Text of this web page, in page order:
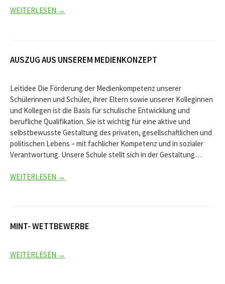
WEITERLESEN →
AUSZUG AUS UNSEREM MEDIENKONZEPT
Leitidee Die Förderung der Medienkompetenz unserer
Schülerinnen und Schüler, ihrer Eltern sowie unserer Kolleginnen
und Kollegen ist die Basis für schulische Entwicklung und
berufliche Qualifikation. Sie ist wichtig für eine aktive und
selbstbewusste Gestaltung des privaten, gesellschaftlichen und
politischen Lebens – mit fachlicher Kompetenz und in sozialer
Verantwortung. Unsere Schule stellt sich in der Gestaltung…
WEITERLESEN →
MINT- WETTBEWERBE
WEITERLESEN →